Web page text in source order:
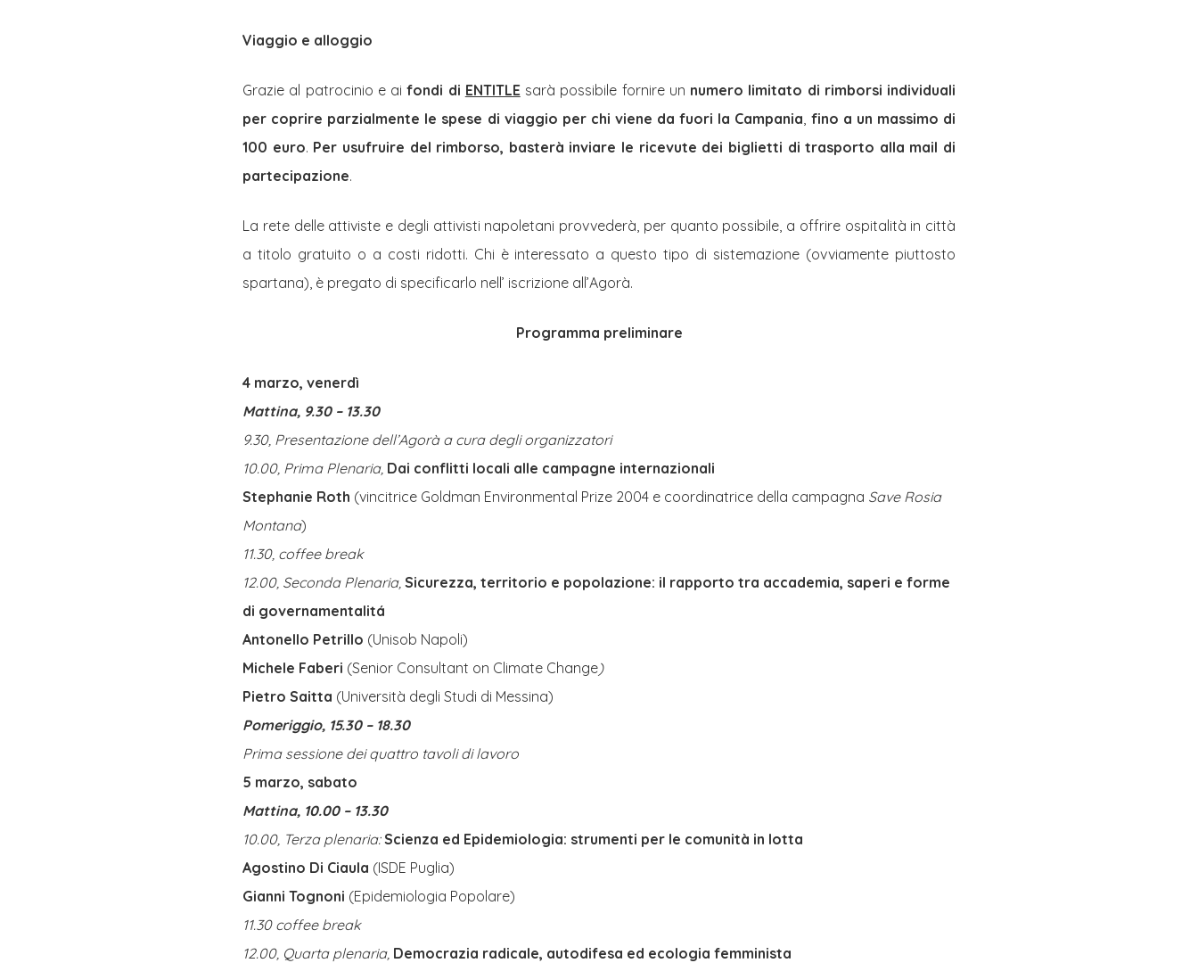
Viaggio e alloggio
Grazie al patrocinio e aifondi di ENTITLEsarà possibile fornire un numero limitato di rimborsi individuali
per coprire parzialmente le spese di viaggio per chi viene da fuori la Campania, fino a un massimo di
100 euro. Per usufruire del rimborso, basterà inviare le ricevute dei biglietti di trasporto alla mail di
partecipazione.
La rete delle attiviste e degli attivisti napoletani provvederà, per quanto possibile, a offrire ospitalità in città
a titolo gratuito o a costi ridotti. Chi è interessato a questo tipo di sistemazione (ovviamente piuttosto
spartana), è pregato di specificarlo nell’ iscrizione all’Agorà.
Programma preliminare
4 marzo, venerdì
Mattina, 9.30 – 13.30
9.30, Presentazione dell’Agorà a cura degli organizzatori
10.00, Prima Plenaria, Dai conflitti locali alle campagne internazionali
Stephanie Roth (vincitrice Goldman Environmental Prize 2004 e coordinatrice della campagna Save Rosia
Montana)
11.30, coffee break
12.00, Seconda Plenaria, Sicurezza, territorio e popolazione: il rapporto tra accademia, saperi e forme
di governamentalitá
Antonello Petrillo (Unisob Napoli)
Michele Faberi (Senior Consultant on Climate Change)
Pietro Saitta (Università degli Studi di Messina)
Pomeriggio, 15.30 – 18.30
Prima sessione dei quattro tavoli di lavoro
5 marzo, sabato
Mattina, 10.00 – 13.30
10.00, Terza plenaria:Scienza ed Epidemiologia: strumenti per le comunità in lotta
Agostino Di Ciaula (ISDE Puglia)
Gianni Tognoni (Epidemiologia Popolare)
11.30 coffee break
12.00, Quarta plenaria, Democrazia radicale, autodifesa ed ecologia femminista